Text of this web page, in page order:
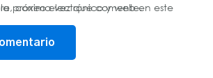
y web en este navegador para la próxima vez que comente.